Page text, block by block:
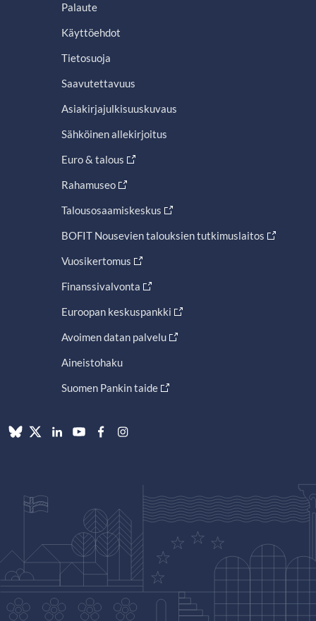
Palaute
Käyttöehdot
Tietosuoja
Saavutettavuus
Asiakirjajulkisuuskuvaus
Sähköinen allekirjoitus
Euro & talous
Rahamuseo
Talousosaamiskeskus
BOFIT Nousevien talouksien tutkimuslaitos
Vuosikertomus
Finanssivalvonta
Euroopan keskuspankki
Avoimen datan palvelu
Aineistohaku
Suomen Pankin taide